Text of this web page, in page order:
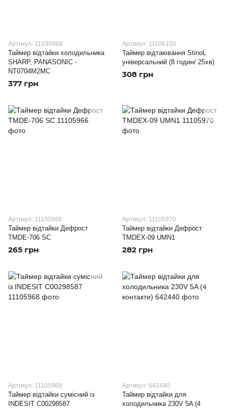
Артикул: 11030968
Таймер відтайки холодильника
SHARP, PANASONIC -
NT0704M2MC
377 грн
Артикул: 11106100
Таймер відтаювання StinoL
універсальний (8 годин/ 25хв)
308 грн
Артикул: 11105966
Таймер відтайки Дефрост
TMDE-706 SC
265 грн
Артикул: 11105970
Таймер відтайки Дефрост
TMDEX-09 UMN1
282 грн
Артикул: 11105968
Таймер відтайки сумісний із
INDESIT C00298587
Артикул: 642440
Таймер відтайки для
холодильника 230V 5A (4